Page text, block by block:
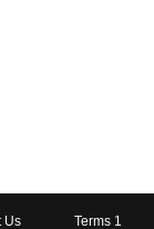
Us Terms 1